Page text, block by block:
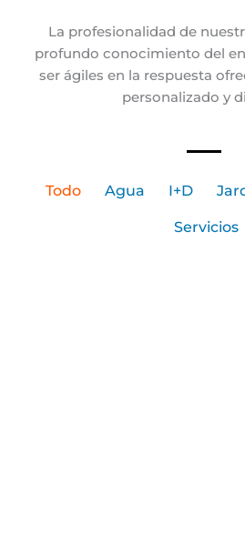
La profesionalidad de
profundo conocimiento del
ser ágiles en la respuesta
personalizado y
Todo Agua I+D
Servicios